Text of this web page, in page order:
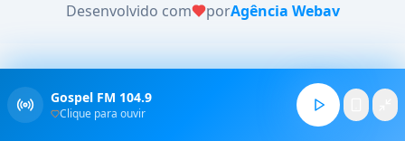
Desenvolvido com porAgência Webav
Gospel FM 104.9
Clique para ouvir